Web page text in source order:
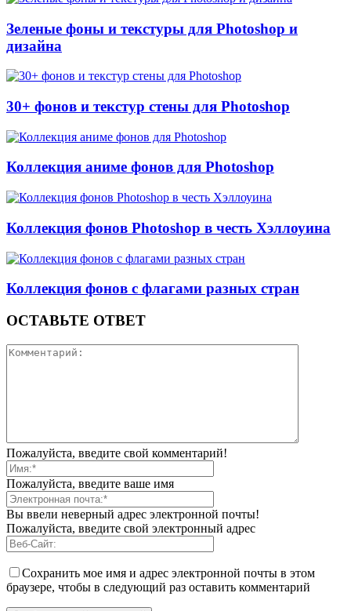
Зеленые фоны и текстуры для Photoshop и
дизайна
30+ фонов и текстур стены для Photoshop
Коллекция аниме фонов для Photoshop
Коллекция фонов Photoshop в честь Хэллоуина
Коллекция фонов с флагами разных стран
ОСТАВЬТЕ ОТВЕТ
Пожалуйста, введите свой комментарий!
Пожалуйста, введите ваше имя
Вы ввели неверный адрес электронной почты!
Пожалуйста, введите свой электронный адрес
Сохранить мое имя и адрес электронной почты в этом
браузере, чтобы в следующий раз оставить комментарий